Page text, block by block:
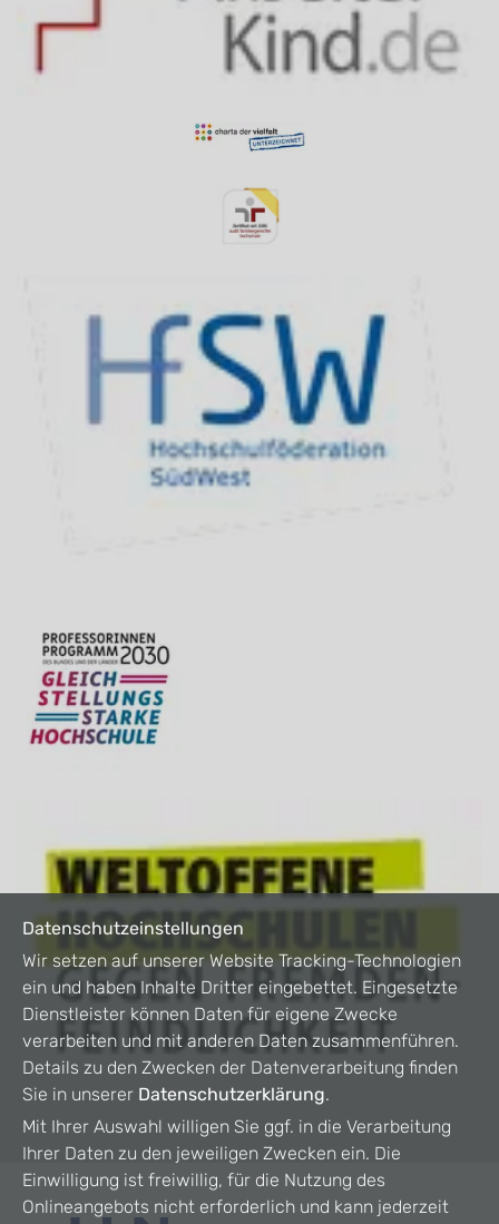
Datenschutzeinstellungen
Wir setzen auf unserer Website Tracking-Technologien
ein und haben Inhalte Dritter eingebettet. Eingesetzte
Dienstleister können Daten für eigene Zwecke
verarbeiten und mit anderen Daten zusammenführen.
Details zu den Zwecken der Datenverarbeitung finden
Sie in unserer Datenschutzerklärung.
Mit Ihrer Auswahl willigen Sie ggf. in die Verarbeitung
Ihrer Daten zu den jeweiligen Zwecken ein. Die
Einwilligung ist freiwillig, für die Nutzung des
Onlineangebots nicht erforderlich und kann jederzeit